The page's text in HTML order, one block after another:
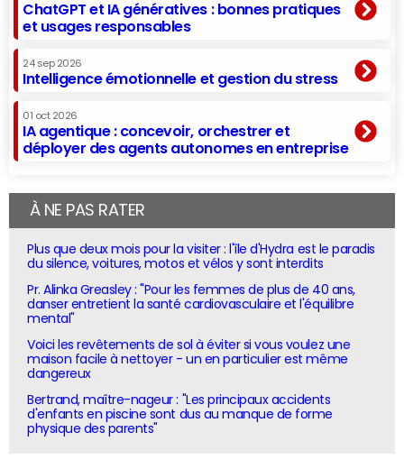
ChatGPT et IA génératives : bonnes pratiques
et usages responsables
24 sep 2026
Intelligence émotionnelle et gestion du stress
01 oct 2026
IA agentique : concevoir, orchestrer et
déployer des agents autonomes en entreprise
À NE PAS RATER
Plus que deux mois pour la visiter : l'île d'Hydra est le paradis
du silence, voitures, motos et vélos y sont interdits
Pr. Alinka Greasley : "Pour les femmes de plus de 40 ans,
danser entretient la santé cardiovasculaire et l'équilibre
mental"
Voici les revêtements de sol à éviter si vous voulez une
maison facile à nettoyer - un en particulier est même
dangereux
Bertrand, maître-nageur : "Les principaux accidents
d'enfants en piscine sont dus au manque de forme
physique des parents"